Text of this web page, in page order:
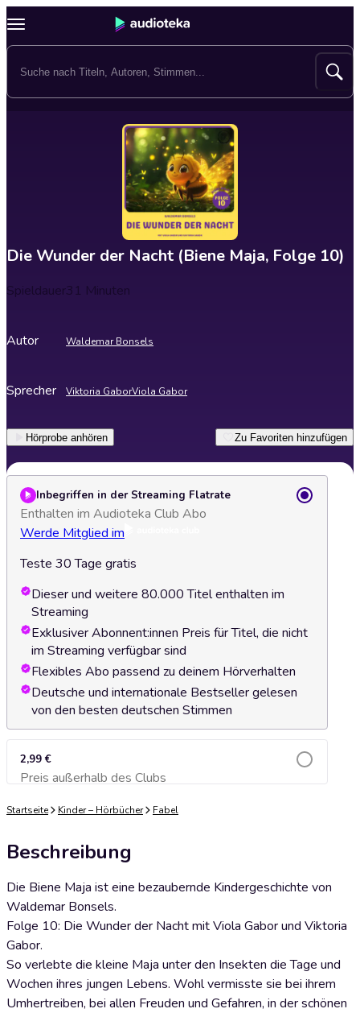
Die Wunder der Nacht (Biene Maja, Folge 10)
Spieldauer31 Minuten
Autor Waldemar Bonsels
Sprecher Viktoria GaborViola Gabor
Hörprobe anhören Zu Favoriten hinzufügen
Inbegriffen in der Streaming Flatrate
Enthalten im Audioteka Club Abo
Werde Mitglied im
Teste 30 Tage gratis
Dieser und weitere 80.000 Titel enthalten im
Streaming
Exklusiver Abonnent:innen Preis für Titel, die nicht
im Streaming verfügbar sind
Flexibles Abo passend zu deinem Hörverhalten
Deutsche und internationale Bestseller gelesen
von den besten deutschen Stimmen
2,99 €
Preis außerhalb des ClubsZum Warenkorb hinzufügen
Startseite Kinder – Hörbücher Fabel
Beschreibung
Die Biene Maja ist eine bezaubernde Kindergeschichte von
Waldemar Bonsels.
Folge 10: Die Wunder der Nacht mit Viola Gabor und Viktoria
Gabor.
So verlebte die kleine Maja unter den Insekten die Tage und
Wochen ihres jungen Lebens. Wohl vermisste sie bei ihrem
Umhertreiben, bei allen Freuden und Gefahren, in der schönen